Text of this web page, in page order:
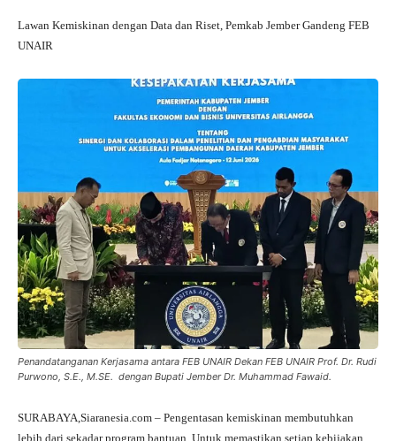
Lawan Kemiskinan dengan Data dan Riset, Pemkab Jember Gandeng FEB
UNAIR
Penandatanganan Kerjasama antara FEB UNAIR Dekan FEB UNAIR Prof. Dr. Rudi
Purwono, S.E., M.SE. dengan Bupati Jember Dr. Muhammad Fawaid.
SURABAYA,Siaranesia.com – Pengentasan kemiskinan membutuhkan
lebih dari sekadar program bantuan. Untuk memastikan setiap kebijakan